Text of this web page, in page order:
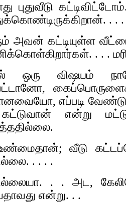
புதுவீடு
. . .
அவன் கட்டியுள்ள
. . .
ஒரு விஷயம்
எப்படி
என்று
வீடு
. . . .
. . அட,
என்று. . .